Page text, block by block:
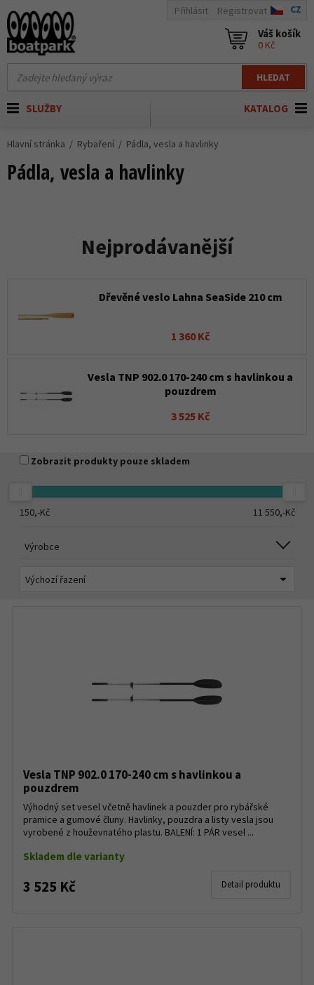
HLEDAT
Přihlásit Registrovat CZ
Váš košík
0 Kč
KATALOG
SLUŽBY
Hlavní stránka Rybaření Pádla, vesla a havlinky
Pádla, vesla a havlinky
Nejprodávanější
Dřevěné veslo Lahna SeaSide 210 cm
1 360 Kč
Vesla TNP 902.0 170-240 cm s havlinkou a
pouzdrem
3 525 Kč
Zobrazit produkty pouze skladem
150,-Kč 11 550,-Kč
Výrobce
Vesla TNP 902.0 170-240 cm s havlinkou a
pouzdrem
Výhodný set vesel včetně havlinek a pouzder pro rybářské
pramice a gumové čluny. Havlinky, pouzdra a listy vesla jsou
vyrobené z houževnatého plastu. BALENÍ: 1 PÁR vesel ...
Skladem dle varianty
3 525 Kč Detail produktu